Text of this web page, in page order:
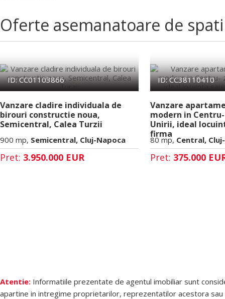
Oferte asemanatoare de
ID: CC01103866
Vanzare cladire individuala de
birouri constructie noua,
Semicentral, Calea Turzii
900 mp, Semicentral, Cluj-Napoca
Pret: 3.950.000 EUR
ID: CC38110410
Vanzare
modern in
Unirii, ideal
firma
80 mp, Central,
Pret: 375.000
Atentie: Informatiile prezentate de agentul imobiliar sunt
apartine in intregime proprietarilor, reprezentatilor acestora